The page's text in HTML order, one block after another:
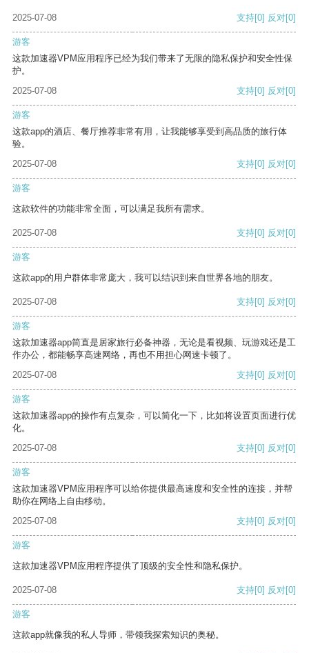
2025-07-08 支持[0] 反对[0]
游客
这款加速器VPM应用程序已经为我们带来了无限的隐私保护和安全性保
护。
2025-07-08
支持[0] 反对[0]
游客
这款app的酒店、餐厅推荐非常有用，让我能够享受到高品质的旅行体
验。
2025-07-08
支持[0] 反对[0]
游客
这款软件的功能非常全面，可以满足我所有需求。
2025-07-08 支持[0] 反对[0]
游客
这款app的用户群体非常庞大，我可以结识到来自世界各地的朋友。
2025-07-08 支持[0] 反对[0]
游客
这款加速器app简直是居家旅行必备神器，无论是看视频、玩游戏还是工
作办公，都能畅享高速网络，再也不用担心网速卡顿了。
2025-07-08
支持[0] 反对[0]
游客
这款加速器app的操作有点复杂，可以简化一下，比如将设置页面进行优
化。
2025-07-08
支持[0] 反对[0]
游客
这款加速器VPM应用程序可以给你提供最高速度和安全性的连接，并帮
助你在网络上自由移动。
2025-07-08
支持[0] 反对[0]
游客
这款加速器VPM应用程序提供了顶级的安全性和隐私保护。
2025-07-08 支持[0] 反对[0]
游客
这款app就像我的私人导师，带领我探索知识的奥秘。